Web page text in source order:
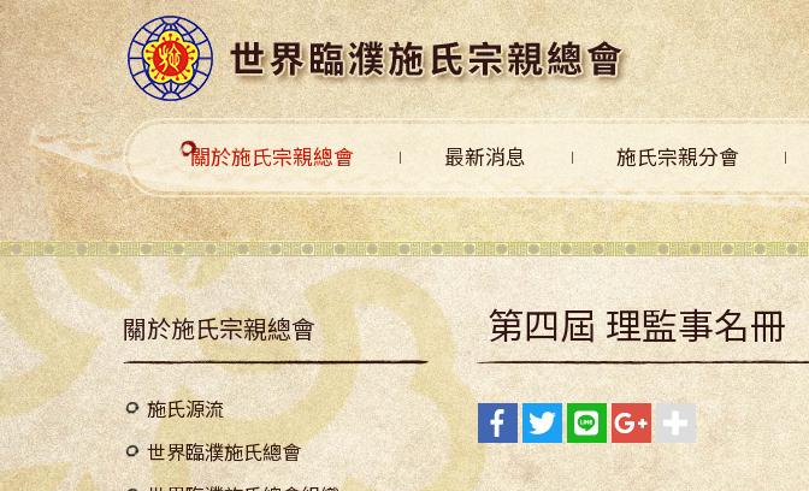
關於施氏宗親總會 最新消息 施氏宗親分會
關於施氏宗親總會
施氏源流
世界臨濮施氏總會
第四屆 理監事名冊